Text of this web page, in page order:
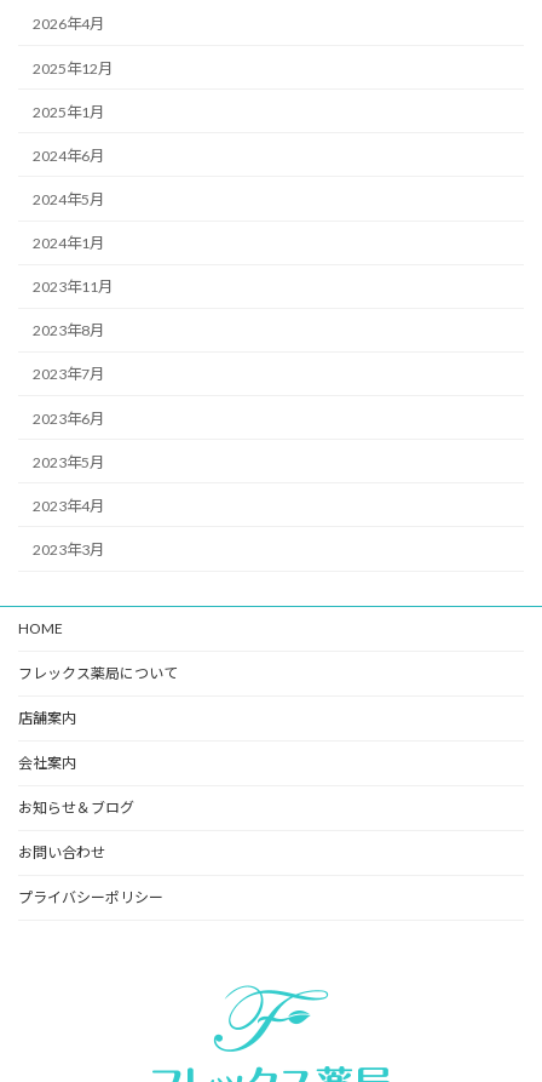
2026年4月
2025年12月
2025年1月
2024年6月
2024年5月
2024年1月
2023年11月
2023年8月
2023年7月
2023年6月
2023年5月
2023年4月
2023年3月
HOME
フレックス薬局について
店舗案内
会社案内
お知らせ＆ブログ
お問い合わせ
プライバシーポリシー